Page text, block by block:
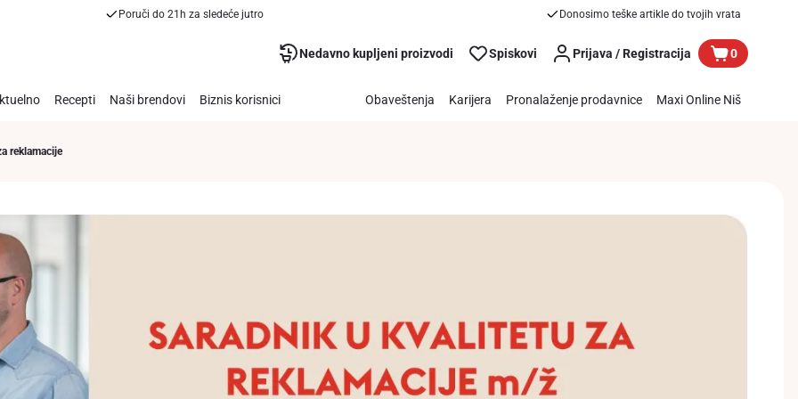
Poruči do 21h za sledeće jutro Donosimo teške artikle do tvojih vrata
Nedavno kupljeni proizvodi Spiskovi Prijava / Registracija 0
Recepti Naši brendovi Biznis korisnici Obaveštenja Karijera Pronalaženje prodavnice Maxi Online Niš
reklamacije